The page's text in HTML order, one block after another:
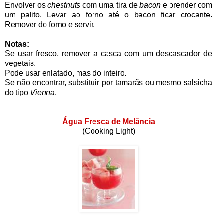
Envolver oschestnuts com uma tira de bacon e prender com
um palito. Levar ao forno até o bacon ficar crocante.
Remover do forno e servir.
Notas:
Se usar fresco, remover a casca com um descascador de
vegetais.
Pode usar enlatado, mas do inteiro.
Se não encontrar, substituir por tamarãs ou mesmo salsicha
do tipo Vienna.
Água Fresca de Melância
(Cooking Light)